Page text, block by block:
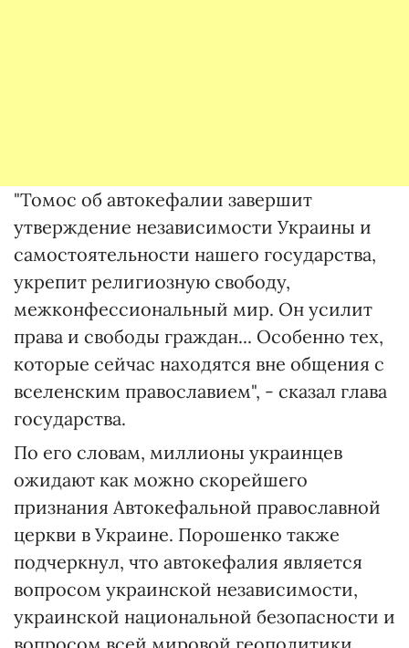
"Томос об автокефалии завершит
утверждение независимости Украины и
самостоятельности нашего государства,
укрепит религиозную свободу,
межконфессиональный мир. Он усилит
права и свободы граждан... Особенно тех,
которые сейчас находятся вне общения с
вселенским православием", - сказал глава
государства.
По его словам, миллионы украинцев
ожидают как можно скорейшего
признания Автокефальной православной
церкви в Украине. Порошенко также
подчеркнул, что автокефалия является
вопросом украинской независимости,
украинской национальной безопасности и